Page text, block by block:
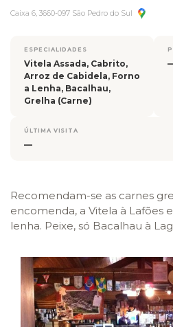
Caixa 6, 3660-097 São Pedro do Sul
ESPECIALIDADES
Vitela Assada, Cabrito,
Arroz de Cabidela, Forno
a Lenha, Bacalhau,
Grelha (Carne)
ÚLTIMA VISITA
—
Recomendam-se as carnes
encomenda, a Vitela à Lafões
lenha. Peixe, só Bacalhau à